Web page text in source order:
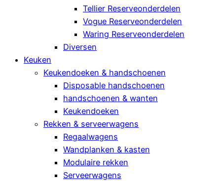
Tellier Reserveonderdelen
Vogue Reserveonderdelen
Waring Reserveonderdelen
Diversen
Keuken
Keukendoeken & handschoenen
Disposable handschoenen
handschoenen & wanten
Keukendoeken
Rekken & serveerwagens
Regaalwagens
Wandplanken & kasten
Modulaire rekken
Serveerwagens